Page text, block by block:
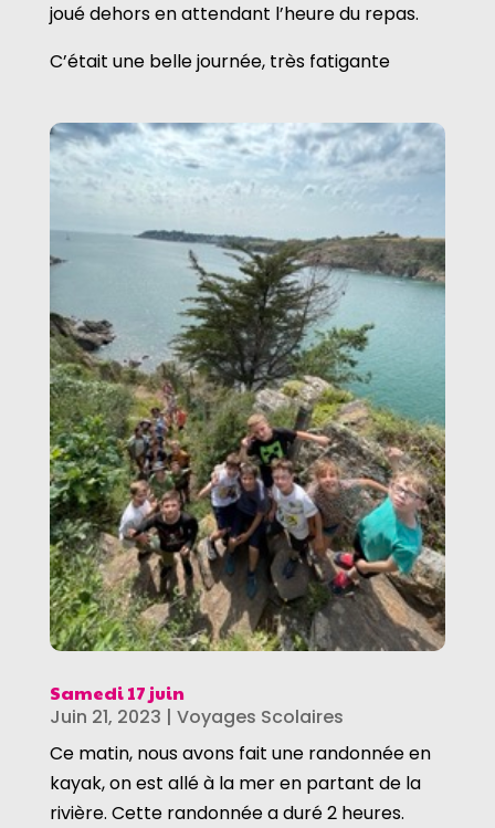
joué dehors en attendant l’heure du repas.
C’était une belle journée, très fatigante
Samedi 17 juin
Juin 21, 2023 | Voyages Scolaires
Ce matin, nous avons fait une randonnée en
kayak, on est allé à la mer en partant de la
rivière. Cette randonnée a duré 2 heures.